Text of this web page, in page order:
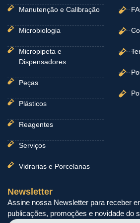
Manutenção e Calibração
Microbiologia
Micropipeta e
Dispensadores
Peças
Plásticos
Reagentes
Serviços
Vidrarias e Porcelanas
Newsletter
Assine nossa Newsletter para receber
publicações, promoções e novidade do